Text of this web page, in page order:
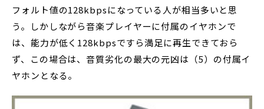
フォルト値の128kbpsになっている人が相当多いと思
う。しかしながら音楽プレイヤーに付属のイヤホンで
は、能力が低く128kbpsですら満足に再生できておら
ず、この場合は、音質劣化の最大の元凶は（5）の付属イ
ヤホンとなる。